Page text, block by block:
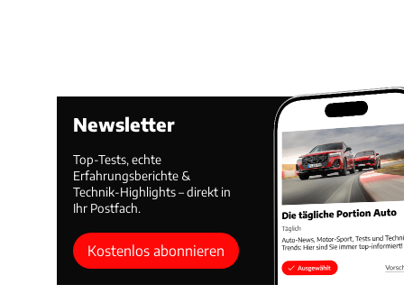
Newsletter
Top-Tests, echte
Erfahrungsberichte &
Technik-Highlights – direkt in
Ihr Postfach.
Kostenlos abonnieren